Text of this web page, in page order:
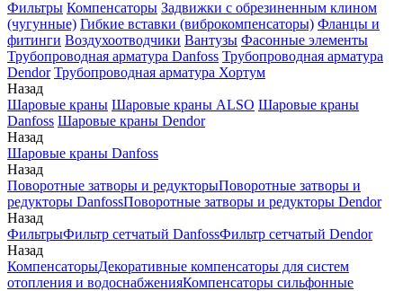
Фильтры Компенсаторы Задвижки с обрезиненным клином
(чугунные) Гибкие вставки (виброкомпенсаторы) Фланцы и
фитинги Воздухоотводчики Вантузы Фасонные элементы
Трубопроводная арматура Danfoss Трубопроводная арматура
Dendor Трубопроводная арматура Хортум
Назад
Шаровые краны Шаровые краны ALSO Шаровые краны
Danfoss Шаровые краны Dendor
Назад
Шаровые краны Danfoss
Назад
Поворотные затворы и редукторыПоворотные затворы и
редукторы DanfossПоворотные затворы и редукторы Dendor
Назад
ФильтрыФильтр сетчатый DanfossФильтр сетчатый Dendor
Назад
КомпенсаторыДекоративные компенсаторы для систем
отопления и водоснабженияКомпенсаторы сильфонные